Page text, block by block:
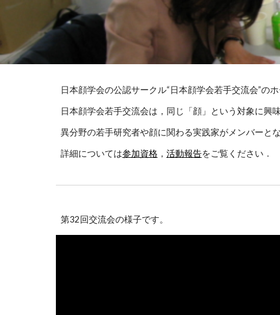
日本顔学会の公認サークル“日本顔学会若手交流会”の
日本顔学会若手交流会は，同じ「顔」という対象に興
異分野の若手研究者や顔に関わる実践家がメンバーと
詳細については参加資格 ， 活動報告をご覧ください．
第32回交流会の様子です。